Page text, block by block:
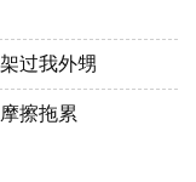
过我外甥
擦拖累